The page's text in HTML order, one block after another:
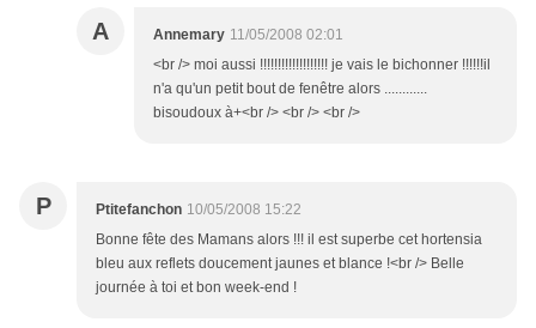
A Annemary 11/05/2008 02:01
<br /> moi aussi !!!!!!!!!!!!!!!!!!! je vais le bichonner !!!!!!il
n'a qu'un petit bout de fenêtre alors ............
bisoudoux à+<br /> <br /> <br />
P Ptitefanchon 10/05/2008 15:22
Bonne fête des Mamans alors !!! il est superbe cet hortensia
bleu aux reflets doucement jaunes et blance !<br /> Belle
journée à toi et bon week-end !